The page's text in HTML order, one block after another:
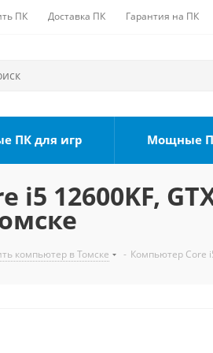
ПК Доставка ПК Гарантия на ПК
ПК для игр Мощные
12600KF,
компьютер в Томске - Компьютер Core